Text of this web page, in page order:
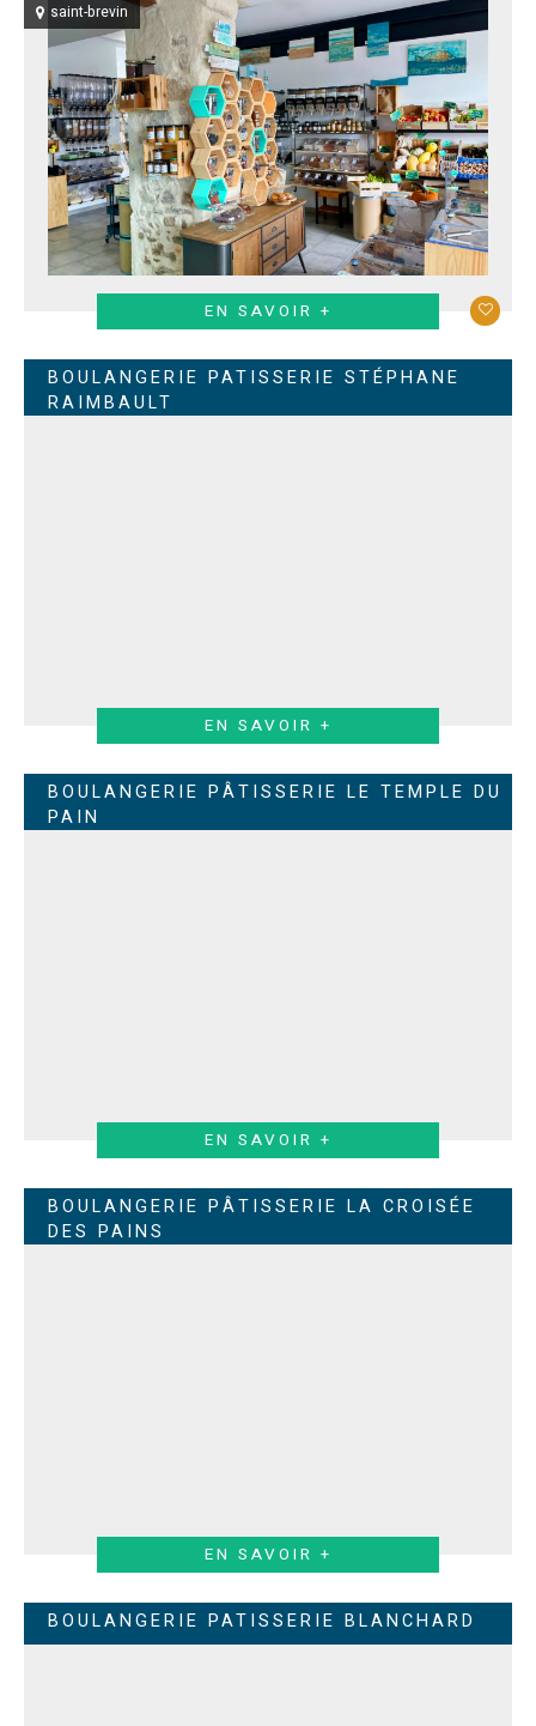
saint-brevin
EN SAVOIR +
BOULANGERIE PATISSERIE STÉPHANE
RAIMBAULT
EN SAVOIR +
BOULANGERIE PÂTISSERIE LE TEMPLE DU
PAIN
EN SAVOIR +
BOULANGERIE PÂTISSERIE LA CROISÉE
DES PAINS
EN SAVOIR +
BOULANGERIE PATISSERIE BLANCHARD